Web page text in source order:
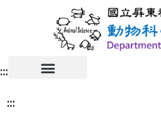
:::
:::